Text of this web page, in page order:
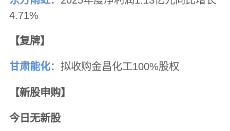
4.71%
【复牌】
甘肃能化：拟收购金昌化工100%股权
【新股申购】
今日无新股